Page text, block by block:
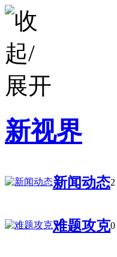
新视界
新闻动态2
难题攻克0